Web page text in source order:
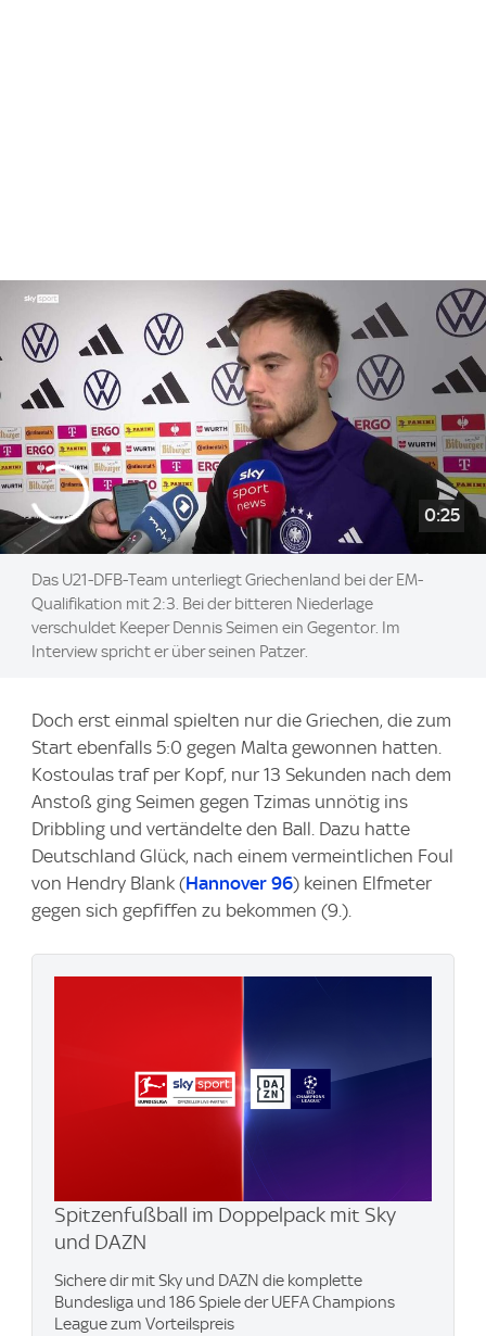
0:25
Das U21-DFB-Team unterliegt Griechenland bei der EM-
Qualifikation mit 2:3. Bei der bitteren Niederlage
verschuldet Keeper Dennis Seimen ein Gegentor. Im
Interview spricht er über seinen Patzer.
Doch erst einmal spielten nur die Griechen, die zum
Start ebenfalls 5:0 gegen Malta gewonnen hatten.
Kostoulas traf per Kopf, nur 13 Sekunden nach dem
Anstoß ging Seimen gegen Tzimas unnötig ins
Dribbling und vertändelte den Ball. Dazu hatte
Deutschland Glück, nach einem vermeintlichen Foul
von Hendry Blank (Hannover 96) keinen Elfmeter
gegen sich gepfiffen zu bekommen (9.).
Spitzenfußball im Doppelpack mit Sky
und DAZN
Sichere dir mit Sky und DAZN die komplette
Bundesliga und 186 Spiele der UEFA Champions
League zum Vorteilspreis